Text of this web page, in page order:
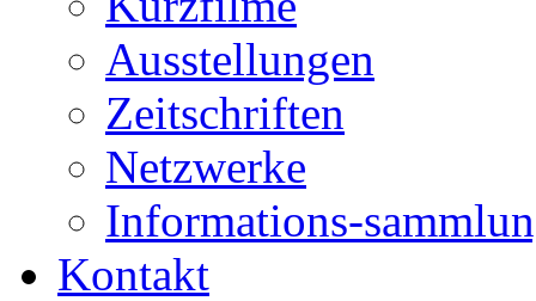
Ausstellungen
Zeitschriften
Netzwerke
Informations-
Kontakt